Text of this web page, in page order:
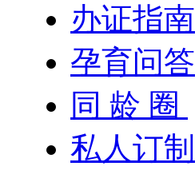
办证指南
孕育问答
同 龄 圈
私人订制